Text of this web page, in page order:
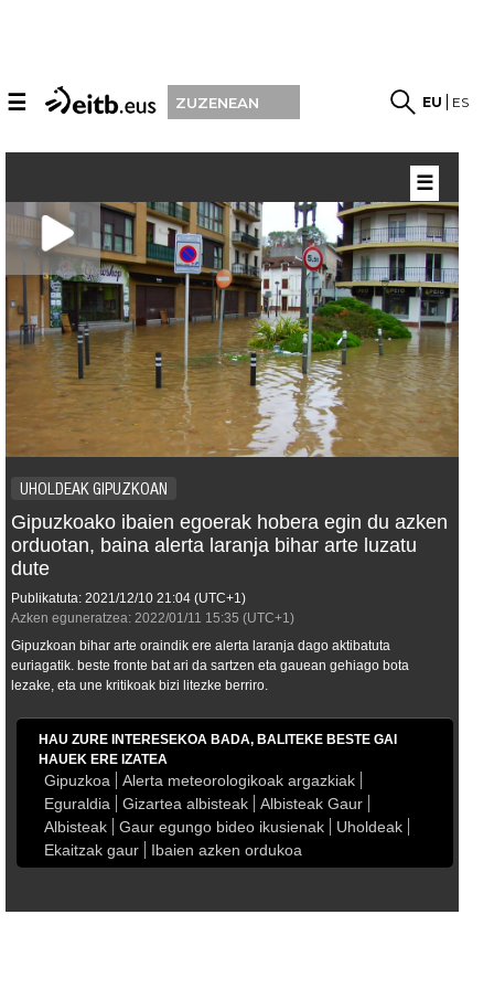
☰ ZUZENEAN EU ES
UHOLDEAK GIPUZKOAN
Gipuzkoako ibaien egoerak hobera egin du azken
orduotan, baina alerta laranja bihar arte luzatu
dute
Publikatuta: 2021/12/10 21:04 (UTC+1)
Azken eguneratzea: 2022/01/11 15:35 (UTC+1)
Gipuzkoan bihar arte oraindik ere alerta laranja dago aktibatuta
euriagatik. beste fronte bat ari da sartzen eta gauean gehiago bota
lezake, eta une kritikoak bizi litezke berriro.
HAU ZURE INTERESEKOA BADA, BALITEKE BESTE GAI
HAUEK ERE IZATEA
Gipuzkoa
Alerta meteorologikoak argazkiak
Eguraldia
Gizartea albisteak
Albisteak Gaur
Albisteak
Gaur egungo bideo ikusienak
Uholdeak
Ekaitzak gaur
Ibaien azken ordukoa
☰